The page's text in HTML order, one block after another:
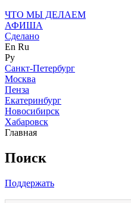
ЧТО МЫ ДЕЛАЕМ
АФИША
Сделано
En Ru
Ру
Санкт-Петербург
Москва
Пенза
Екатеринбург
Новосибирск
Хабаровск
Главная
Поиск
Поддержать